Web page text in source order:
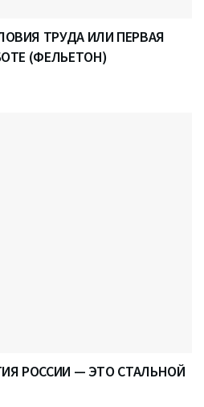
ТРУДА ИЛИ ПЕРВАЯ
(ФЕЛЬЕТОН)
РОССИИ — ЭТО СТАЛЬНОЙ